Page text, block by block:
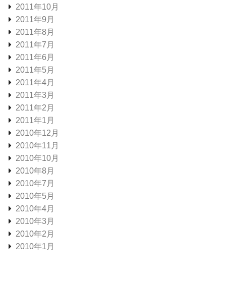
2011年10月
2011年9月
2011年8月
2011年7月
2011年6月
2011年5月
2011年4月
2011年3月
2011年2月
2011年1月
2010年12月
2010年11月
2010年10月
2010年8月
2010年7月
2010年5月
2010年4月
2010年3月
2010年2月
2010年1月